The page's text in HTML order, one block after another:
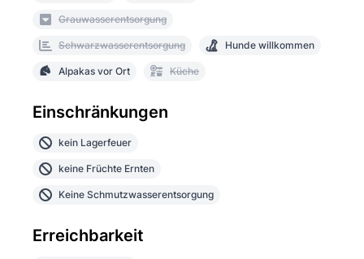
Grauwasserentsorgung
Schwarzwasserentsorgung Hunde willkommen
Alpakas vor Ort Küche
Einschränkungen
kein Lagerfeuer
keine Früchte Ernten
Keine Schmutzwasserentsorgung
Erreichbarkeit